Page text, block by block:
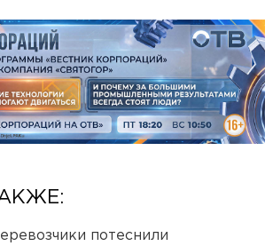
потеснили